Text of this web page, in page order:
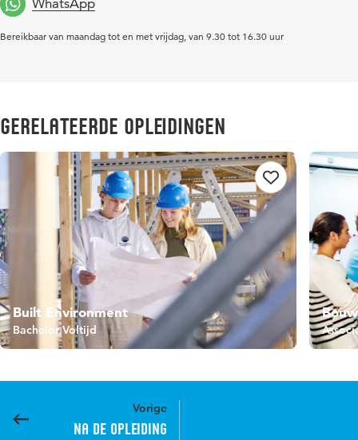
WhatsApp
Bereikbaar van maandag tot en met vrijdag, van 9.30 tot 16.30 uur
Gerelateerde opleidingen
Built Environment
Bachelor Voltijd
Vorige
Na de opleiding